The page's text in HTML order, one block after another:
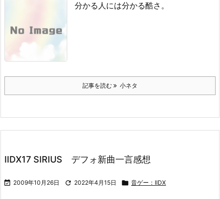
分かる人には分かる酷さ。
記事を読む 小ネタ
IIDX17 SIRIUS デフォ新曲一言感想
 2009年10月26日  2022年4月15日  音ゲー：IIDX